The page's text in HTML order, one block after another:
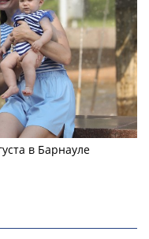
в Барнауле